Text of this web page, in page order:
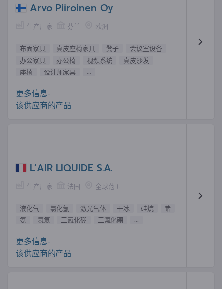
Arvo Piiroinen Oy
生产厂家 芬兰 欧洲
布面家具 真皮座椅家具 凳子
会议室设备
办公家具
办公椅 视频系统
真皮沙发
座椅
设计师家具 ...
更多信息-
该供应商的产品
L’AIR LIQUIDE S.A.
生产厂家 法国 全球范围
液化气 氯化氫 激光气体 干冰 硅烷
锗
氨
氬氣 三氯化硼 三氟化硼 ...
更多信息-
该供应商的产品